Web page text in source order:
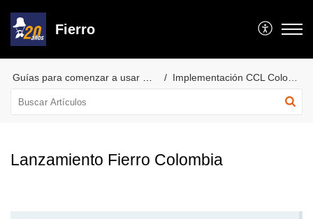
Fierro
Implementación CCL Colombia
Lanzamiento Fierro Colombia